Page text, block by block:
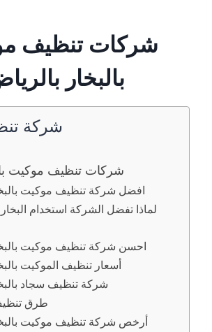
شركات تنظيف
بالبخار
شركة
شركات تنظيف موكيت
افضل شركة تنظيف موكيت
لماذا تفضل الشركة استخدام
احسن شركة تنظيف موكيت
أسعار تنظيف الموكيت
شركة تنظيف سجاد
طرق
أرخص شركة تنظيف موكيت